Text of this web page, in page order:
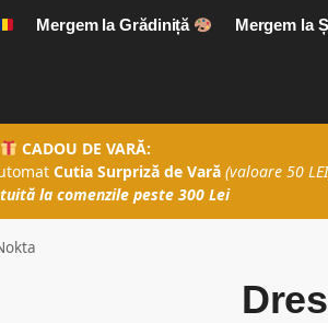
Mergem la Grădiniță Mergem la
CADOU DE VARĂ:
Cutia Surpriză de Vară (valoare 50
la comenzile peste 300 Lei